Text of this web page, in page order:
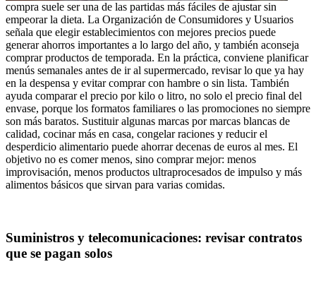
compra suele ser una de las partidas más fáciles de ajustar sin
empeorar la dieta. La Organización de Consumidores y Usuarios
señala que elegir establecimientos con mejores precios puede
generar ahorros importantes a lo largo del año, y también aconseja
comprar productos de temporada. En la práctica, conviene planificar
menús semanales antes de ir al supermercado, revisar lo que ya hay
en la despensa y evitar comprar con hambre o sin lista. También
ayuda comparar el precio por kilo o litro, no solo el precio final del
envase, porque los formatos familiares o las promociones no siempre
son más baratos. Sustituir algunas marcas por marcas blancas de
calidad, cocinar más en casa, congelar raciones y reducir el
desperdicio alimentario puede ahorrar decenas de euros al mes. El
objetivo no es comer menos, sino comprar mejor: menos
improvisación, menos productos ultraprocesados de impulso y más
alimentos básicos que sirvan para varias comidas.
Suministros y telecomunicaciones: revisar contratos
que se pagan solos